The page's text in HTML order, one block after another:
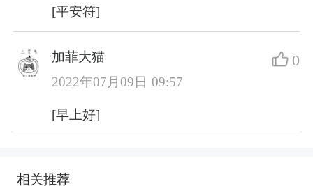
[平安符]
加菲大猫
2022年07月09日 09:57
0
[早上好]
相关推荐